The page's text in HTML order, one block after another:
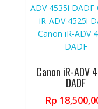
Canon iR-ADV
DADF
Rp